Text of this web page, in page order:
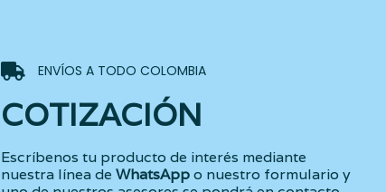
ENVÍOS A TODO COLOMBIA
COTIZACIÓN
Escríbenos tu producto de interés mediante
nuestra línea deWhatsAppo nuestro formulario y